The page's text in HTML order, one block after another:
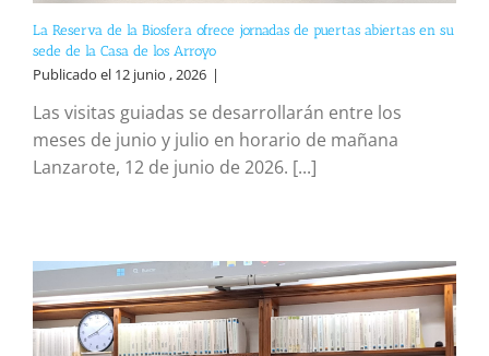
La Reserva de la Biosfera ofrece jornadas de puertas abiertas en su
sede de la Casa de los Arroyo
Publicado el 12 junio , 2026 |
Las visitas guiadas se desarrollarán entre los
meses de junio y julio en horario de mañana
Lanzarote, 12 de junio de 2026. [...]